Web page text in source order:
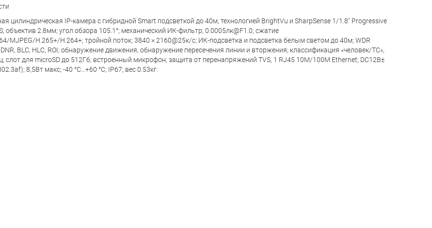
цилиндрическая IP-камера с гибридной Smart подсветкой до 40м, технологией BrightVu и SharpSense 1/1.8" Progressive
объектив 2.8мм; угол обзора 105.1°; механический ИК-фильтр; 0.0005лк@F1.0; сжатие
MJPEG/H.265+/H.264+; тройной поток; 3840 × 2160@25к/с; ИК-подсветка и подсветка белым светом до 40м; WDR
BLC, HLC, ROI; обнаружение движения, обнаружение пересечения линии и вторжения; классификация «человек/ТС»,
слот для microSD до 512Гб; встроенный микрофон; защита от перенапряжений TVS, 1 RJ45 10M/100M Ethernet; DC12В±
8,5Вт макс; -40 °C...+60 °C; IP67; вес 0.53кг.